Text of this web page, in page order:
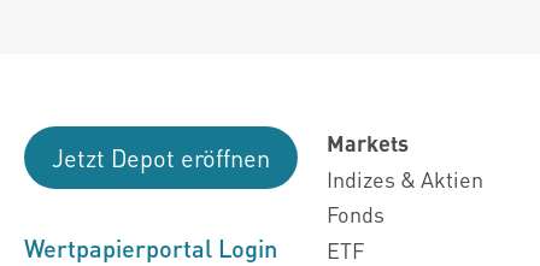
Jetzt Depot eröffnen
Wertpapierportal Login
Markets
Indizes & Aktien
Fonds
ETF